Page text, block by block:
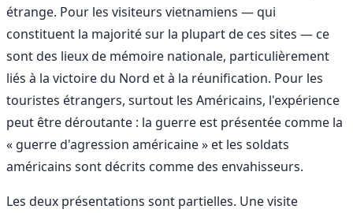
étrange. Pour les visiteurs vietnamiens — qui
constituent la majorité sur la plupart de ces sites — ce
sont des lieux de mémoire nationale, particulièrement
liés à la victoire du Nord et à la réunification. Pour les
touristes étrangers, surtout les Américains, l'expérience
peut être déroutante : la guerre est présentée comme la
« guerre d'agression américaine » et les soldats
américains sont décrits comme des envahisseurs.
Les deux présentations sont partielles. Une visite